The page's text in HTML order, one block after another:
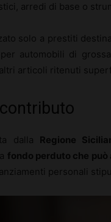
arredi di base o
solo a prestiti
automobili di
articoli ritenuti
dalla Regione
fondo perduto che
personali